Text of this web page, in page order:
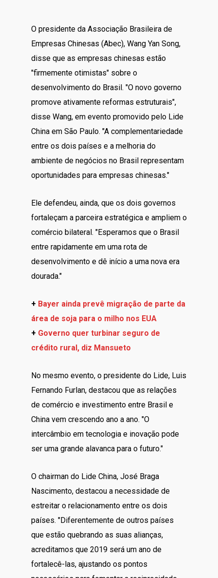
O presidente da Associação Brasileira de
Empresas Chinesas (Abec), Wang Yan Song,
disse que as empresas chinesas estão
"firmemente otimistas" sobre o
desenvolvimento do Brasil. "O novo governo
promove ativamente reformas estruturais",
disse Wang, em evento promovido pelo Lide
China em São Paulo. "A complementariedade
entre os dois países e a melhoria do
ambiente de negócios no Brasil representam
oportunidades para empresas chinesas."
Ele defendeu, ainda, que os dois governos
fortaleçam a parceira estratégica e ampliem o
comércio bilateral. "Esperamos que o Brasil
entre rapidamente em uma rota de
desenvolvimento e dê início a uma nova era
dourada."
+ Bayer ainda prevê migração de parte da
área de soja para o milho nos EUA
+ Governo quer turbinar seguro de
crédito rural, diz Mansueto
No mesmo evento, o presidente do Lide, Luis
Fernando Furlan, destacou que as relações
de comércio e investimento entre Brasil e
China vem crescendo ano a ano. "O
intercâmbio em tecnologia e inovação pode
ser uma grande alavanca para o futuro."
O chairman do Lide China, José Braga
Nascimento, destacou a necessidade de
estreitar o relacionamento entre os dois
países. "Diferentemente de outros países
que estão quebrando as suas alianças,
acreditamos que 2019 será um ano de
fortalecê-las, ajustando os pontos